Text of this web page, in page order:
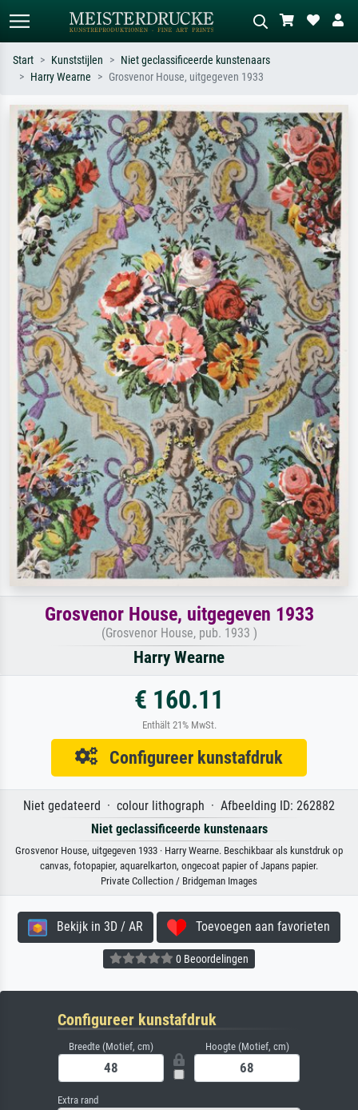
Zoek op kunstenaar, titel of stijl – bijv.
Monet, Sterrennacht, impressionisme,
Hokusai-golf, naakt.
Beschrijf de scène – bijv. groene
weide, abstract met veel rood, donker
olieverfschilderij, staand naakt naast
een boom.
Start Kunststijlen
Niet geclassificeerde kunstenaars
Harry Wearne
Grosvenor House, uitgegeven 1933
Grosvenor House, uitgegeven 1933
(Grosvenor House, pub. 1933 )
Harry Wearne
€ 160.11
Enthält 21% MwSt.
Configureer kunstafdruk
Niet gedateerd · colour lithograph · Afbeelding ID: 262882
Niet geclassificeerde kunstenaars
Grosvenor House, uitgegeven 1933 · Harry Wearne. Beschikbaar als kunstdruk op
canvas, fotopapier, aquarelkarton, ongecoat papier of Japans papier.
Private Collection / Bridgeman Images
Bekijk in 3D / AR Toevoegen aan favorieten
0 Beoordelingen
Configureer kunstafdruk
Breedte (Motief, cm) Hoogte (Motief, cm)
Extra rand